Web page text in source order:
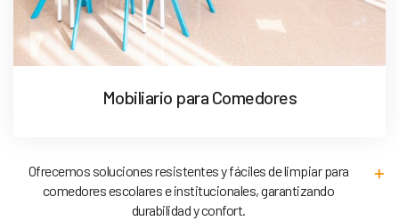
Mobiliario para Comedores
Ofrecemos soluciones resistentes y fáciles de limpiar para
comedores escolares e institucionales, garantizando
durabilidad y confort.